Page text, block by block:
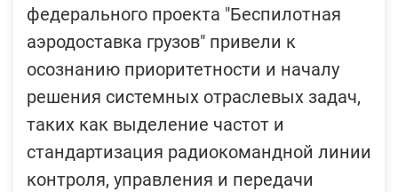
федерального проекта "Беспилотная
аэродоставка грузов" привели к
осознанию приоритетности и началу
решения системных отраслевых задач,
таких как выделение частот и
стандартизация радиокомандной линии
контроля, управления и передачи